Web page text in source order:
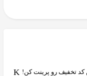
کد تخفیف رو پرینت کن!